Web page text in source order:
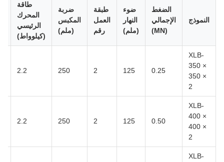
النموذج
الضغط
الإجمالي
(MN)
ضوء
النهار
(ملم)
طبقة
العمل
رقم
ضربة
المكبس
(ملم)
طاقة
المحرك
الرئيسي
(كيلوواط)
XLB-
350 ×
350 ×
2
0.25
125
2
250
2.2
XLB-
400 ×
400 ×
2
0.50
125
2
250
2.2
XLB-